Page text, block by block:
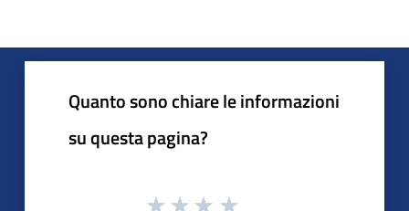
Quanto sono chiare le informazioni
su questa pagina?